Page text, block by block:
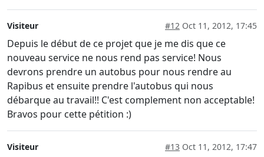
Visiteur #12 Oct 11, 2012, 17:45
Depuis le début de ce projet que je me dis que ce
nouveau service ne nous rend pas service! Nous
devrons prendre un autobus pour nous rendre au
Rapibus et ensuite prendre l'autobus qui nous
débarque au travail!! C'est complement non acceptable!
Bravos pour cette pétition :)
Visiteur #13 Oct 11, 2012, 17:47